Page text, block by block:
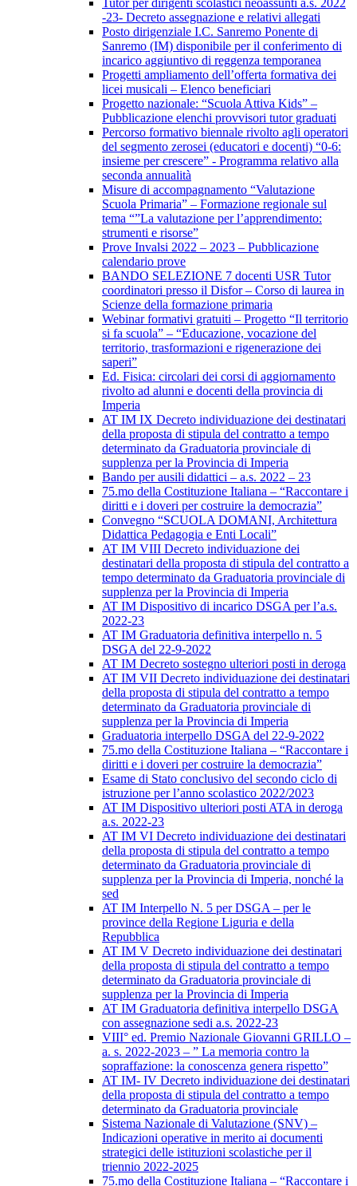
Tutor per dirigenti scolastici neoassunti a.s. 2022
-23- Decreto assegnazione e relativi allegati
Posto dirigenziale I.C. Sanremo Ponente di
Sanremo (IM) disponibile per il conferimento di
incarico aggiuntivo di reggenza temporanea
Progetti ampliamento dell’offerta formativa dei
licei musicali – Elenco beneficiari
Progetto nazionale: “Scuola Attiva Kids” –
Pubblicazione elenchi provvisori tutor graduati
Percorso formativo biennale rivolto agli operatori
del segmento zerosei (educatori e docenti) “0-6:
insieme per crescere” - Programma relativo alla
seconda annualità
Misure di accompagnamento “Valutazione
Scuola Primaria” – Formazione regionale sul
tema “”La valutazione per l’apprendimento:
strumenti e risorse”
Prove Invalsi 2022 – 2023 – Pubblicazione
calendario prove
BANDO SELEZIONE 7 docenti USR Tutor
coordinatori presso il Disfor – Corso di laurea in
Scienze della formazione primaria
Webinar formativi gratuiti – Progetto “Il territorio
si fa scuola” – “Educazione, vocazione del
territorio, trasformazioni e rigenerazione dei
saperi”
Ed. Fisica: circolari dei corsi di aggiornamento
rivolto ad alunni e docenti della provincia di
Imperia
AT IM IX Decreto individuazione dei destinatari
della proposta di stipula del contratto a tempo
determinato da Graduatoria provinciale di
supplenza per la Provincia di Imperia
Bando per ausili didattici – a.s. 2022 – 23
75.mo della Costituzione Italiana – “Raccontare i
diritti e i doveri per costruire la democrazia”
Convegno “SCUOLA DOMANI, Architettura
Didattica Pedagogia e Enti Locali”
AT IM VIII Decreto individuazione dei
destinatari della proposta di stipula del contratto a
tempo determinato da Graduatoria provinciale di
supplenza per la Provincia di Imperia
AT IM Dispositivo di incarico DSGA per l’a.s.
2022-23
AT IM Graduatoria definitiva interpello n. 5
DSGA del 22-9-2022
AT IM Decreto sostegno ulteriori posti in deroga
AT IM VII Decreto individuazione dei destinatari
della proposta di stipula del contratto a tempo
determinato da Graduatoria provinciale di
supplenza per la Provincia di Imperia
Graduatoria interpello DSGA del 22-9-2022
75.mo della Costituzione Italiana – “Raccontare i
diritti e i doveri per costruire la democrazia”
Esame di Stato conclusivo del secondo ciclo di
istruzione per l’anno scolastico 2022/2023
AT IM Dispositivo ulteriori posti ATA in deroga
a.s. 2022-23
AT IM VI Decreto individuazione dei destinatari
della proposta di stipula del contratto a tempo
determinato da Graduatoria provinciale di
supplenza per la Provincia di Imperia, nonché la
sed
AT IM Interpello N. 5 per DSGA – per le
province della Regione Liguria e della
Repubblica
AT IM V Decreto individuazione dei destinatari
della proposta di stipula del contratto a tempo
determinato da Graduatoria provinciale di
supplenza per la Provincia di Imperia
AT IM Graduatoria definitiva interpello DSGA
con assegnazione sedi a.s. 2022-23
VIII° ed. Premio Nazionale Giovanni GRILLO –
a. s. 2022-2023 – ” La memoria contro la
sopraffazione: la conoscenza genera rispetto”
AT IM- IV Decreto individuazione dei destinatari
della proposta di stipula del contratto a tempo
determinato da Graduatoria provinciale
Sistema Nazionale di Valutazione (SNV) –
Indicazioni operative in merito ai documenti
strategici delle istituzioni scolastiche per il
triennio 2022-2025
75.mo della Costituzione Italiana – “Raccontare i